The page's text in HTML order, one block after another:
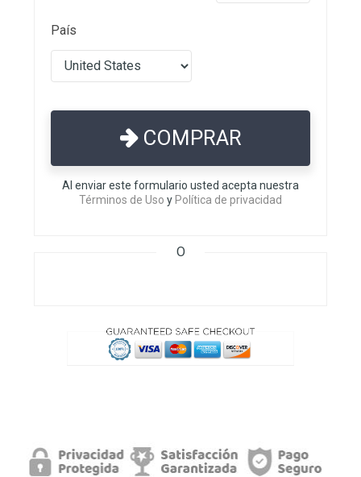
País
COMPRAR
Al enviar este formulario usted acepta nuestra
Términos de Uso y Política de privacidad
O